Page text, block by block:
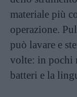
materiale più
operazione.
può lavare e
volte: in pochi
batteri e la